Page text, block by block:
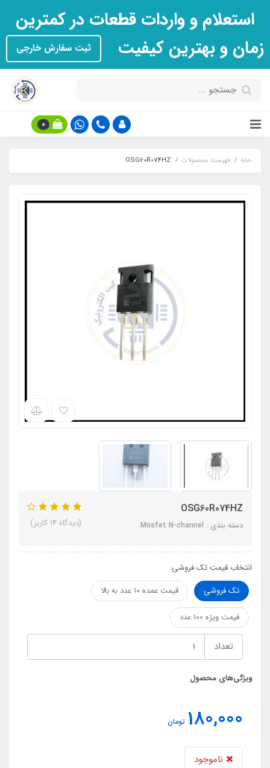
استعلام و واردات قطعات در کمترین
زمان و بهترین کیفیت
ثبت سفارش خارجی
0
خانه فهرست محصولات OSG60R074HZ
OSG60R074HZ
دسته بندی : Mosfet N-channel (دیدگاه 14 کاربر)
انتخاب قیمت تک فروشی:
تک فروشی
قیمت عمده 10 عدد به بالا
قیمت ویژه 100 عدد
تعداد
ویژگی‌های محصول
180,000 تومان
ناموجود